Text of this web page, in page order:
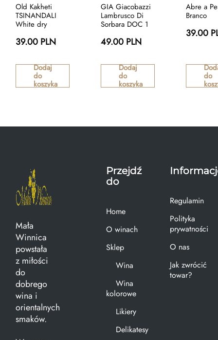
Old Kakheti
TSINANDALI
White dry
39.00 PLN
Dodaj
do
koszyka
GIA Giacobazzi
Lambrusco Di
Sorbara DOC 1
49.00 PLN
Dodaj
do
koszyka
Abre a
Branco
39.00
do
Mała
Winnica
powstała
z miłości
do
dobrego
wina i
orientalnych
smaków.
Przejdź
do
Home
O winach
Sklep
Wina
Wina
kolorowe
Likiery
Delikatesy
Regulamin
Polityka
prywatności
O nas
Jak zwrócić
towar?